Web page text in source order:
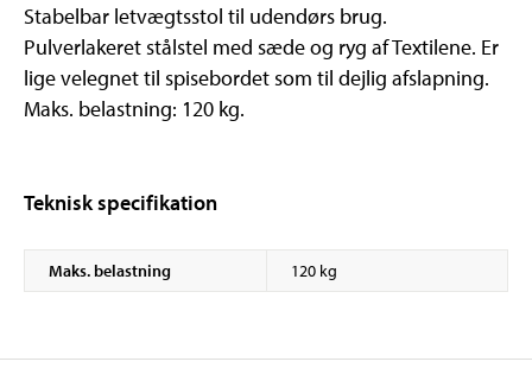
Stabelbar letvægtsstol til udendørs brug.
Pulverlakeret stålstel med sæde og ryg af Textilene. Er
lige velegnet til spisebordet som til dejlig afslapning.
Maks. belastning: 120 kg.
Teknisk specifikation
Maks. belastning 120 kg